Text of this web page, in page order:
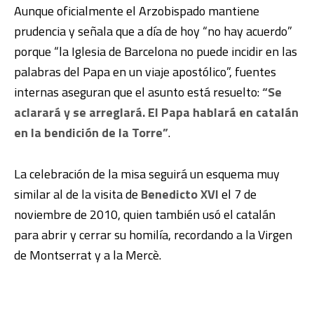
Aunque oficialmente el Arzobispado mantiene
prudencia y señala que a día de hoy “no hay acuerdo”
porque “la Iglesia de Barcelona no puede incidir en las
palabras del Papa en un viaje apostólico”, fuentes
internas aseguran que el asunto está resuelto:“Se
aclarará y se arreglará. El Papa hablará en catalán
en la bendición de la Torre”.
La celebración de la misa seguirá un esquema muy
similar al de la visita de Benedicto XVIel 7 de
noviembre de 2010, quien también usó el catalán
para abrir y cerrar su homilía, recordando a la Virgen
de Montserrat y a la Mercè.